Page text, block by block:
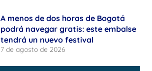
A menos de dos horas de Bogotá
podrá navegar gratis: este embalse
tendrá un nuevo festival
7 de agosto de 2026